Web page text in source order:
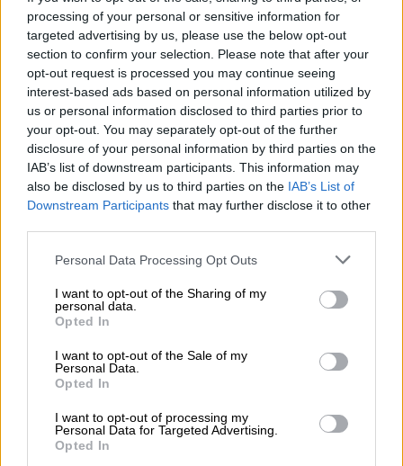
processing of your personal or sensitive information for
targeted advertising by us, please use the below opt-out
section to confirm your selection. Please note that after your
opt-out request is processed you may continue seeing
interest-based ads based on personal information utilized by
us or personal information disclosed to third parties prior to
your opt-out. You may separately opt-out of the further
disclosure of your personal information by third parties on the
IAB’s list of downstream participants. This information may
also be disclosed by us to third parties on the IAB’s List of
Downstream Participants that may further disclose it to other
Personal Data Processing Opt Outs
I want to opt-out of the Sharing of my
personal data.
Opted In
I want to opt-out of the Sale of my
Personal Data.
Opted In
I want to opt-out of processing my
Personal Data for Targeted Advertising.
Opted In
INFORMACJE HANDLOWE
producenta
BatteryPack
Dane
producenta
techniczna
ZAPYTAJ O PRODUKT